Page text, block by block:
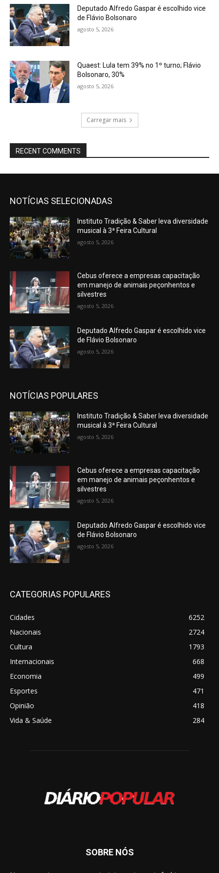
Deputado Alfredo Gaspar é escolhido vice
de Flávio Bolsonaro
agosto 5, 2026
Quaest: Lula tem 39% no 1º turno; Flávio
Bolsonaro, 30%
agosto 5, 2026
Carregar mais
RECENT COMMENTS
NOTÍCIAS SELECIONADAS
Instituto Tradição & Saber leva diversidade
musical à 3ª Feira Cultural
agosto 5, 2026
Cebus oferece a empresas capacitação
em manejo de animais peçonhentos e
silvestres
agosto 5, 2026
Deputado Alfredo Gaspar é escolhido vice
de Flávio Bolsonaro
agosto 5, 2026
NOTÍCIAS POPULARES
Instituto Tradição & Saber leva diversidade
musical à 3ª Feira Cultural
agosto 5, 2026
Cebus oferece a empresas capacitação
em manejo de animais peçonhentos e
silvestres
agosto 5, 2026
Deputado Alfredo Gaspar é escolhido vice
de Flávio Bolsonaro
agosto 5, 2026
CATEGORIAS POPULARES
Cidades
6252
Nacionais
2724
Cultura
1793
Internacionais
668
Economia
499
Esportes
471
Opinião
418
Vida & Saúde
284
SOBRE NÓS